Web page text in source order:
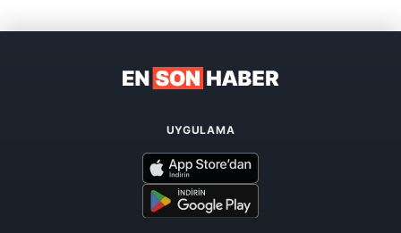
UYGULAMA